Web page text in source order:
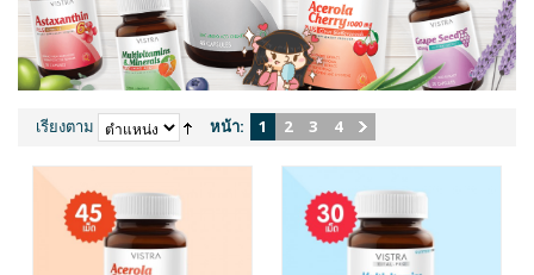
เรียงตาม หน้า: 1 2 3 4